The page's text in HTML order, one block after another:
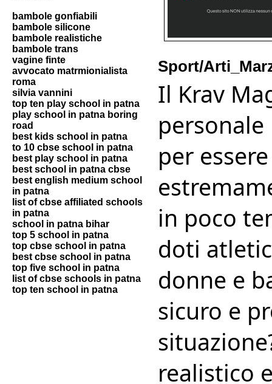
bambole gonfiabili
bambole silicone
bambole realistiche
bambole trans
vagine finte
avvocato matrmionialista
roma
silvia vannini
top ten play school in patna
play school in patna boring
road
best kids school in patna
to 10 cbse school in patna
best play school in patna
best school in patna cbse
best english medium school
in patna
list of cbse affiliated schools
in patna
school in patna bihar
top 5 school in patna
top cbse school in patna
best cbse school in patna
top five school in patna
list of cbse schools in patna
top ten school in patna
Sport/
Il Krav
per
in poco
doti
donne e
sicuro e
realistico